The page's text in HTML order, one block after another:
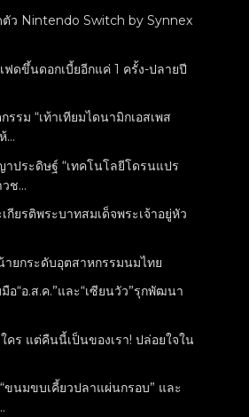
ตัว Nintendo Switch by Synnex
ฟดขึ้นดอกเบี้ยอีกแค่ 1 ครั้ง-ปลายปี
รรม “เท้าเทียมไดนามิกเอสเพส
...
ประดิษฐ์ “เทคโนโลยีโดรนแปร
ช...
กียรติพระบาทสมเด็จพระเจ้าอยู่หัว
ายกระดับอุตสาหกรรมนมไทย
อ“อ.ส.ค.”และ“เซียนวัว”รุกพัฒนา
คร แต่คืนนี้เป็นของเรา! ปล่อยใจใน
ขนมขบเคี้ยวปลาแผ่นกรอบ” และ